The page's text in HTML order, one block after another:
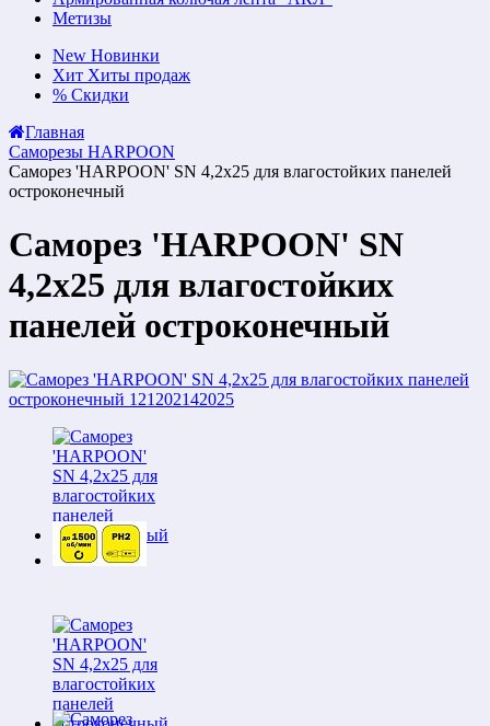
Метизы
New Новинки
Хит Хиты продаж
% Скидки
Главная
Саморезы HARPOON
Саморез 'HARPOON' SN 4,2х25 для влагостойких панелей
остроконечный
Саморез 'HARPOON' SN
4,2х25 для влагостойких
панелей остроконечный